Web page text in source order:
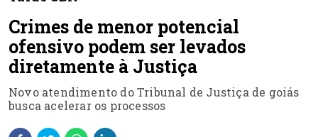
Crimes de menor potencial
ofensivo podem ser levados
diretamente à Justiça
Novo atendimento do Tribunal de Justiça de goiás
busca acelerar os processos